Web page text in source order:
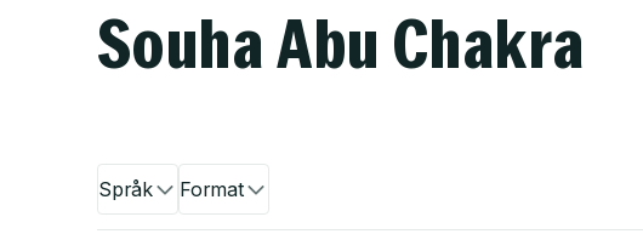
Souha Abu Chakra
Språk Format